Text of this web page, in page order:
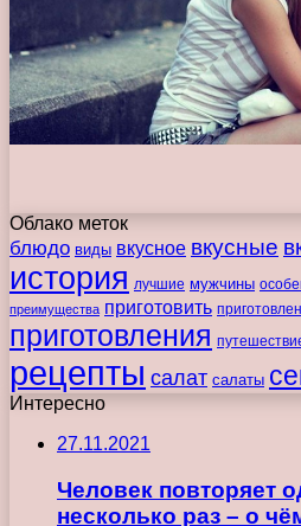
Облако меток
блюдо виды вкусное вкусные
история лучшие мужчины
преимущества приготовить
приготовления
рецепты салат салаты
Интересно
27.11.2021
Человек повторяет
несколько раз – о